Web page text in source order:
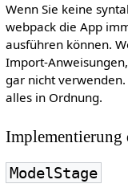
Wenn Sie keine
webpack die App
ausführen können.
Import-
gar nicht
alles in Ordnung.
Implementierung
ModelStage